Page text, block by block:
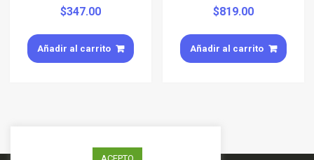
$347.00
Añadir al carrito
$819.00
Añadir al carrito